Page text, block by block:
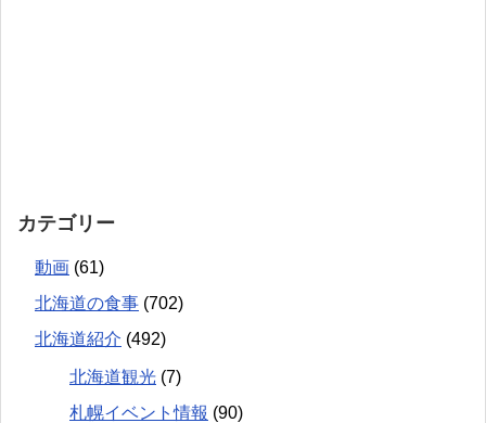
カテゴリー
動画 (61)
北海道の食事 (702)
北海道紹介 (492)
北海道観光 (7)
札幌イベント情報 (90)